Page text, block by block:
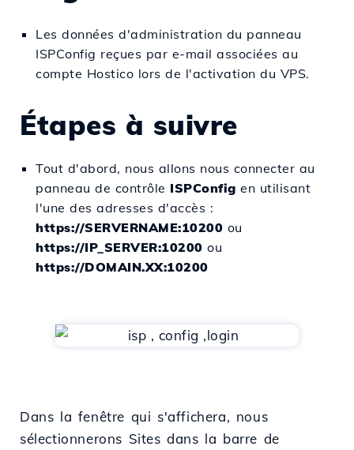
Les données d'administration du panneau
ISPConfig reçues par e-mail associées au
compte Hostico lors de l'activation du VPS.
Étapes à suivre
Tout d'abord, nous allons nous connecter au
panneau de contrôle ISPConfig en utilisant
l'une des adresses d'accès :
https://SERVERNAME:10200 ou
https://IP_SERVER:10200 ou
https://DOMAIN.XX:10200
Dans la fenêtre qui s'affichera, nous
sélectionnerons Sites dans la barre de